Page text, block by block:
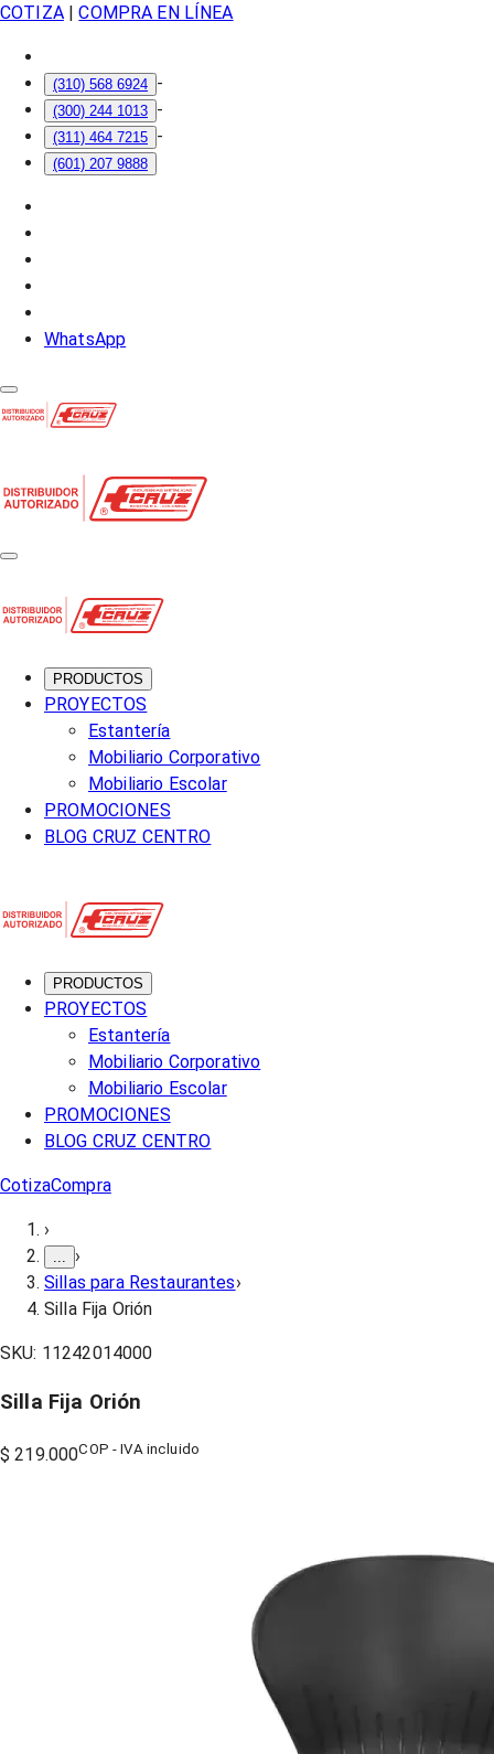
COTIZA| COMPRA EN LÍNEA
(310) 568 6924 -
(300) 244 1013 -
(311) 464 7215 -
(601) 207 9888
WhatsApp
PRODUCTOS
PROYECTOS
Estantería
Mobiliario Corporativo
Mobiliario Escolar
PROMOCIONES
BLOG CRUZ CENTRO
PRODUCTOS
PROYECTOS
Estantería
Mobiliario Corporativo
Mobiliario Escolar
PROMOCIONES
BLOG CRUZ CENTRO
CotizaCompra
›
›
Sillas para Restaurantes›
Silla Fija Orión
SKU: 11242014000
Silla Fija Orión
$ 219.000COP - IVA incluido